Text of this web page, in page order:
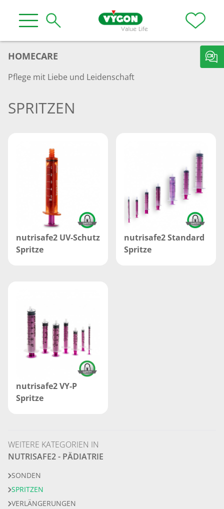
HOMECARE
Pflege mit Liebe und Leidenschaft
SPRITZEN
nutrisafe2 UV-Schutz
Spritze
nutrisafe2 Standard
Spritze
nutrisafe2 VY-P
Spritze
WEITERE KATEGORIEN IN
NUTRISAFE2 - PÄDIATRIE
SONDEN
SPRITZEN
VERLÄNGERUNGEN